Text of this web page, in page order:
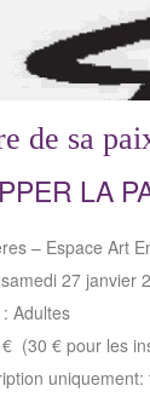
de sa
LA
– Espace Art
samedi 27 janvier
Adultes
(30 € pour les
uniquement: